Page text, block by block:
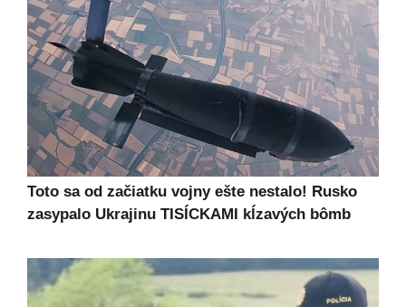
Toto sa od začiatku vojny ešte nestalo! Rusko
zasypalo Ukrajinu TISÍCKAMI kĺzavých bômb